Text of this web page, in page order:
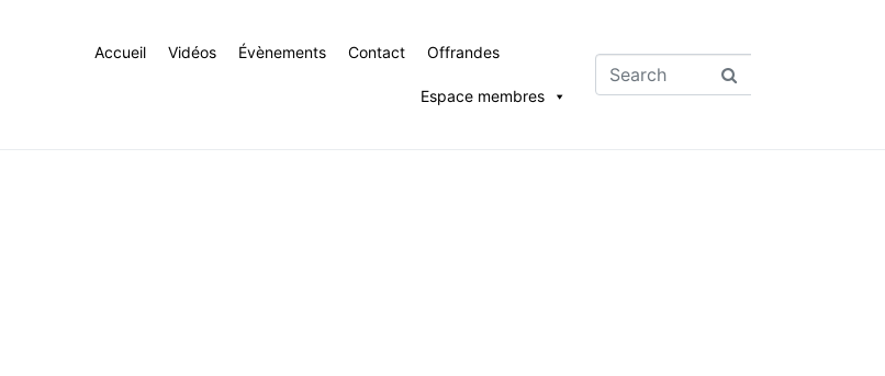
Accueil Vidéos Évènements Contact Offrandes
Espace membres